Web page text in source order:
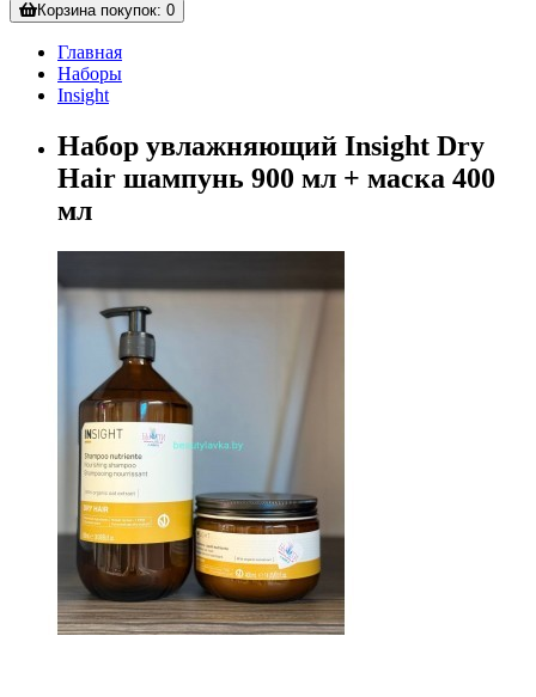
Корзинапокупок: 0
Главная
Наборы
Insight
Набор увлажняющий Insight Dry
Hair шампунь 900 мл + маска 400
мл